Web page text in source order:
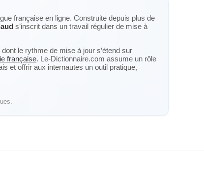
française en ligne. Construite depuis plus de
s’inscrit dans un travail régulier de mise à
le rythme de mise à jour s’étend sur
française. Le-Dictionnaire.com assume un rôle
et offrir aux internautes un outil pratique,